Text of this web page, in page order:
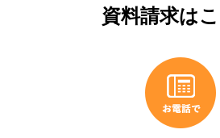
資料請求は